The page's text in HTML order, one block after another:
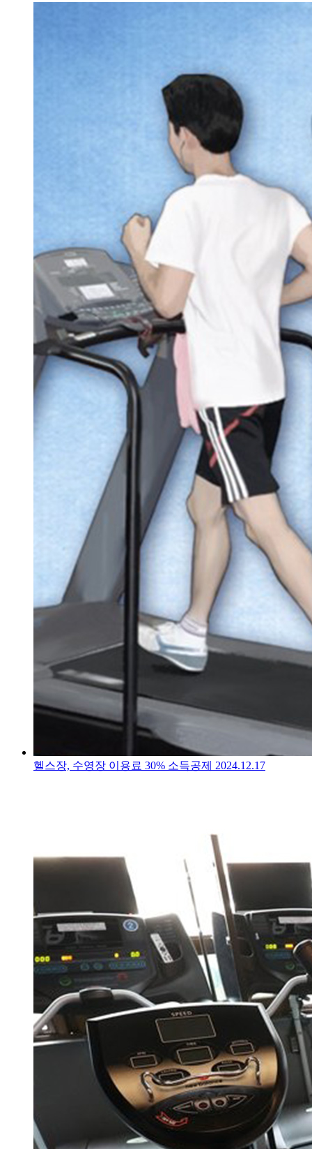
헬스장, 수영장 이용료 30% 소득공제 2024.12.17